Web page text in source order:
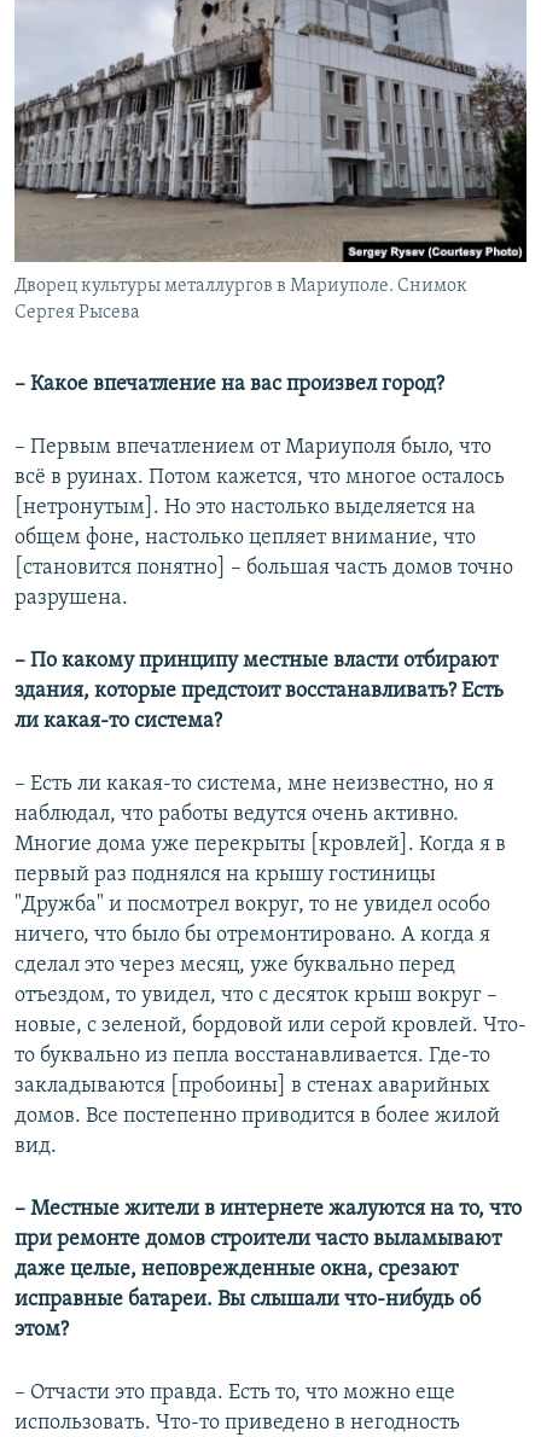
Дворец культуры металлургов в Мариуполе. Снимок
Сергея Рысева
– Какое впечатление на вас произвел город?
– Первым впечатлением от Мариуполя было, что
всё в руинах. Потом кажется, что многое осталось
[нетронутым]. Но это настолько выделяется на
общем фоне, настолько цепляет внимание, что
[становится понятно] – большая часть домов точно
разрушена.
– По какому принципу местные власти отбирают
здания, которые предстоит восстанавливать? Есть
ли какая-то система?
– Есть ли какая-то система, мне неизвестно, но я
наблюдал, что работы ведутся очень активно.
Многие дома уже перекрыты [кровлей]. Когда я в
первый раз поднялся на крышу гостиницы
"Дружба" и посмотрел вокруг, то не увидел особо
ничего, что было бы отремонтировано. А когда я
сделал это через месяц, уже буквально перед
отъездом, то увидел, что с десяток крыш вокруг –
новые, с зеленой, бордовой или серой кровлей. Что-
то буквально из пепла восстанавливается. Где-то
закладываются [пробоины] в стенах аварийных
домов. Все постепенно приводится в более жилой
вид.
– Местные жители в интернете жалуются на то, что
при ремонте домов строители часто выламывают
даже целые, неповрежденные окна, срезают
исправные батареи. Вы слышали что-нибудь об
этом?
– Отчасти это правда. Есть то, что можно еще
использовать. Что-то приведено в негодность